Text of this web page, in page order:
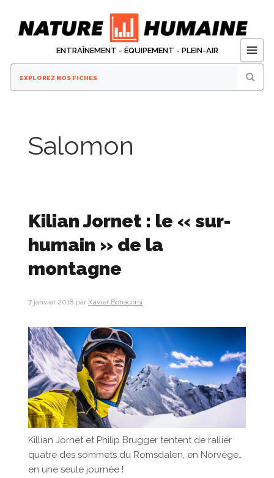
contenu
ENTRAÎNEMENT - ÉQUIPEMENT - PLEIN-AIR
Salomon
Kilian Jornet : le « sur-
humain » de la
montagne
7 janvier 2018 par Xavier Bonacorsi
Killian Jornet et Philip Brugger tentent de rallier
quatre des sommets du Romsdalen, en Norvège…
en une seule journée !